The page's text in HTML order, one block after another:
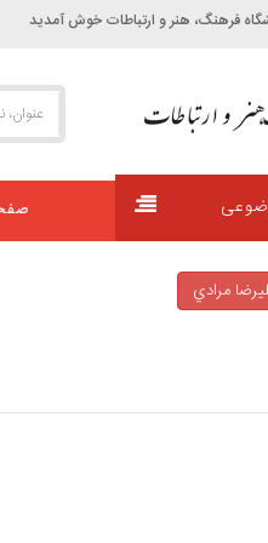
فرهنگ، هنر و ارتباطات خوش آمديد
مرادي